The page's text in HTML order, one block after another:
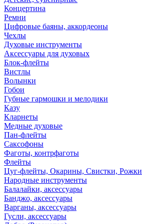
Концертина
Ремни
Цифровые баяны, аккордеоны
Чехлы
Духовые инструменты
Аксессуары для духовых
Блок-флейты
Вистлы
Волынки
Гобои
Губные гармошки и мелодики
Казу
Кларнеты
Медные духовые
Пан-флейты
Саксофоны
Фаготы, контрфаготы
Флейты
Цуг-флейты, Окарины, Свистки, Рожки
Народные инструменты
Балалайки, аксессуары
Банджо, аксессуары
Варганы, аксессуары
Гусли, аксессуары